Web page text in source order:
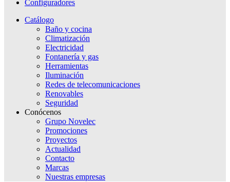
Configuradores
Catálogo
Baño y cocina
Climatización
Electricidad
Fontanería y gas
Herramientas
Iluminación
Redes de telecomunicaciones
Renovables
Seguridad
Conócenos
Grupo Novelec
Promociones
Proyectos
Actualidad
Contacto
Marcas
Nuestras empresas